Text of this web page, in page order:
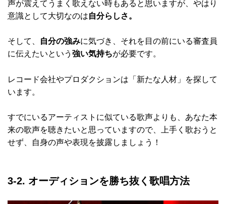
声が震えてうまく歌えない時もあると思いますが、やはり
意識として大切なのは自分らしさ。
そして、 自分の強みに気づき、それを目の前にいる審査員
に伝えたいという 強い気持ちが必要です。
レコード会社やプロダクションは「新たな人材」を探して
います。
すでにいるアーティストに似ている歌声よりも、あなた本
来の歌声を聴きたいと思っていますので、上手く歌おうと
せず、自身の声や表現を披露しましょう！
3-2. オーディションを勝ち抜く歌唱方法